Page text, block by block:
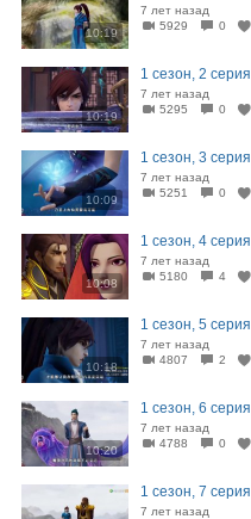
10:19
7 лет назад
5929
0
10:19
1 сезон, 2 серия
7 лет назад
5295
0
10:09
1 сезон, 3 серия
7 лет назад
5251
0
10:08
1 сезон, 4 серия
7 лет назад
5180
4
10:18
1 сезон, 5 серия
7 лет назад
4807
2
10:20
1 сезон, 6 серия
7 лет назад
4788
0
1 сезон, 7 серия
7 лет назад